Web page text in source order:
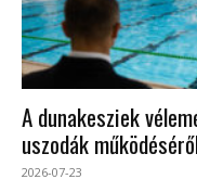
A dunakesziek
uszodák
2026-07-23